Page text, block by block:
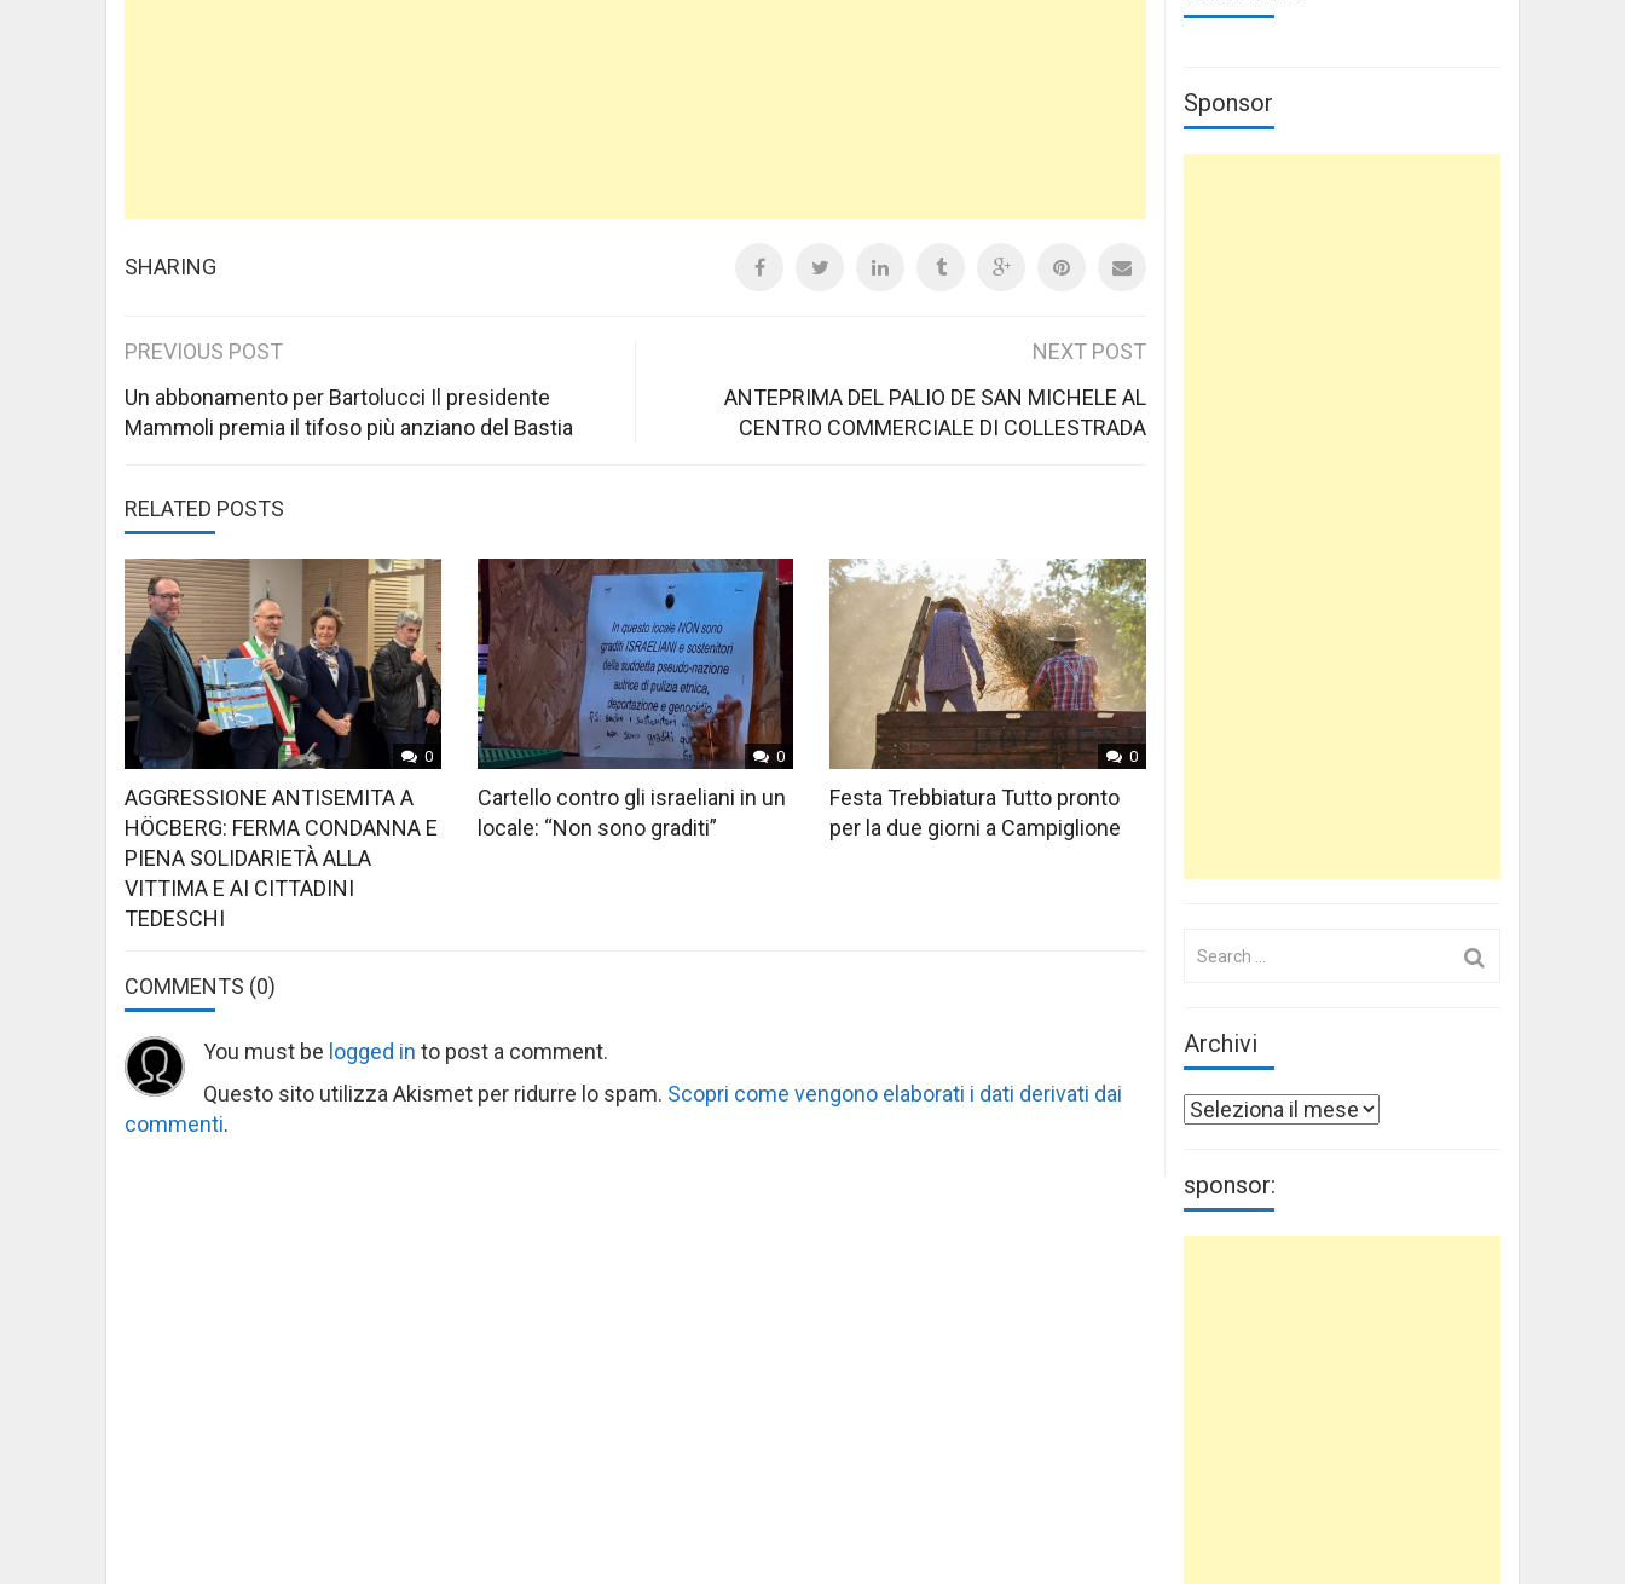
SHARING
Post
navigation
PREVIOUS POST
Un abbonamento per Bartolucci Il presidente
Mammoli premia il tifoso più anziano del Bastia
NEXT POST
ANTEPRIMA DEL PALIO DE SAN MICHELE AL
CENTRO COMMERCIALE DI COLLESTRADA
RELATED POSTS
0
AGGRESSIONE ANTISEMITA A
HÖCBERG: FERMA CONDANNA E
PIENA SOLIDARIETÀ ALLA
VITTIMA E AI CITTADINI
TEDESCHI
0
Cartello contro gli israeliani in un
locale: “Non sono graditi”
0
Festa Trebbiatura Tutto pronto
per la due giorni a Campiglione
COMMENTS (0)
You must be logged in to post a comment.
Questo sito utilizza Akismet per ridurre lo spam. Scopri come vengono elaborati i dati derivati dai
commenti.
Sponsor
Archivi
Archivi
sponsor: